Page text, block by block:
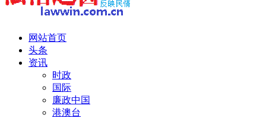
网站首页
头条
资讯
时政
国际
廉政中国
港澳台